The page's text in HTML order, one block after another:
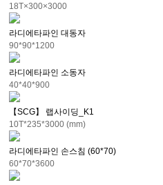
18T×300×3000
라디에타파인 대동자
90*90*1200
라디에타파인 소동자
40*40*900
【SCG】 랩사이딩_K1
10T*235*3000 (mm)
라디에타파인 손스침 (60*70)
60*70*3600